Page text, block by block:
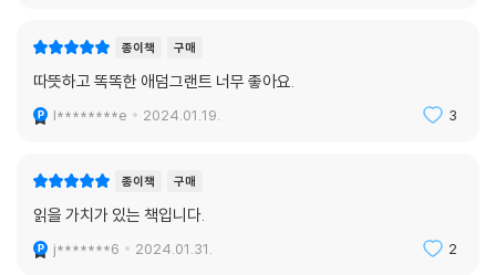
찰, 생생한 사연을 엮어 교실에서 회의실로, 운동장에서 올림픽 경기장으
다양한 상황에서 잠재력을 발휘해낸 수많은 이들의 사례들을 통해 그가 공
통적으로 발견한 사실은, 한 개인이 장족의 발전을 이루는 과정에서 본인
으로 변모시켜 왔다는 것이다.
저자가 제안하는 잠재력의 비밀 코드는 그리 멀리 있지 않다. 우리 모두가
내 안의 품성 기량을 키우도록 노력하고, 스스로 코치가 되어 부모로서 아
종이책 구매
따뜻하고 똑똑한 애덤그랜트 너무 좋아요.
l********e 2024.01.19. 3
종이책 구매
읽을 가치가 있는 책입니다.
j*******6 2024.01.31. 2